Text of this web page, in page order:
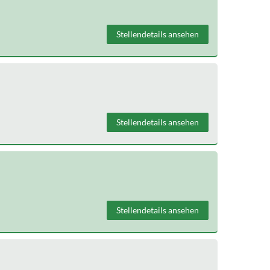
Stellendetails ansehen
Stellendetails ansehen
Stellendetails ansehen